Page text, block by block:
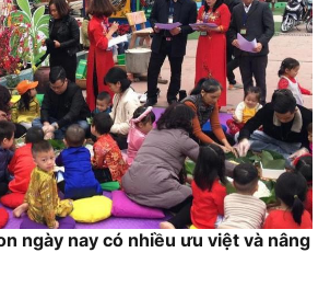
ngày nay có nhiều ưu việt và nâng